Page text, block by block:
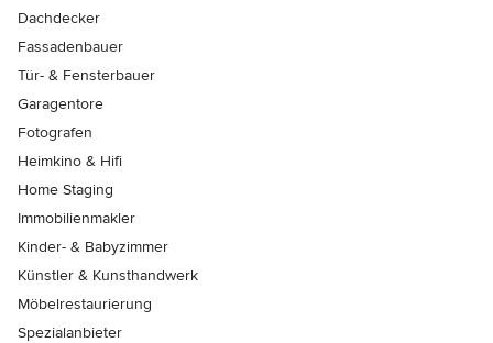
Dachdecker
Fassadenbauer
Tür- & Fensterbauer
Garagentore
Fotografen
Heimkino & Hifi
Home Staging
Immobilienmakler
Kinder- & Babyzimmer
Künstler & Kunsthandwerk
Möbelrestaurierung
Spezialanbieter